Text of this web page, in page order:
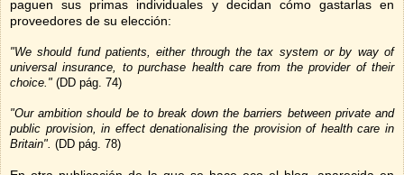
paguen sus primas individuales y decidan cómo gastarlas en
proveedores de su elección:
"We should fund patients, either through the tax system or by way of
universal insurance, to purchase health care from the provider of their
choice." (DD pág. 74)
"Our ambition should be to break down the barriers between private and
public provision, in effect denationalising the provision of health care in
Britain". (DD pág. 78)